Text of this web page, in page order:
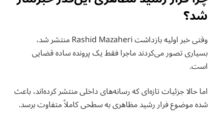
شد؟
وقتی خبر اولیه بازداشت Rashid Mazaheri منتشر شد،
بسیاری تصور می‌کردند ماجرا فقط یک پرونده ساده قضایی
است.
اما حالا جزئیات تازه‌ای که رسانه‌های داخلی منتشر کرده‌اند، باعث
شده موضوع فرار رشید مظاهری به سطحی کاملاً متفاوت برسد.